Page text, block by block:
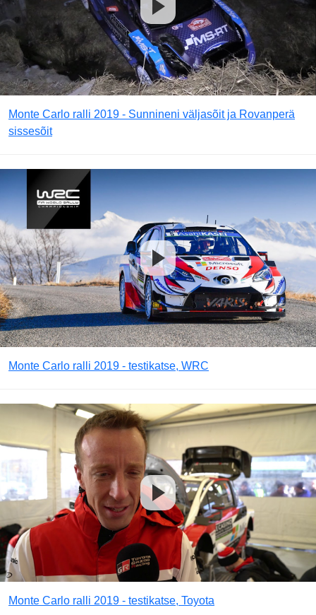
Monte Carlo ralli 2019 - Sunnineni väljasõit ja Rovanperä
sissesõit
Monte Carlo ralli 2019 - testikatse, WRC
Monte Carlo ralli 2019 - testikatse, Toyota